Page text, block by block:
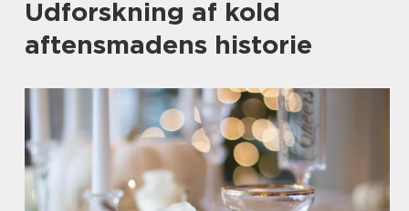
Udforskning af kold
aftensmadens historie